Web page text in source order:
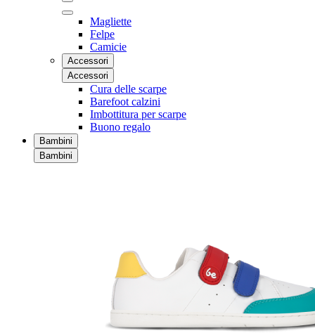
Magliette
Felpe
Camicie
Accessori
Accessori
Cura delle scarpe
Barefoot calzini
Imbottitura per scarpe
Buono regalo
Bambini
Bambini